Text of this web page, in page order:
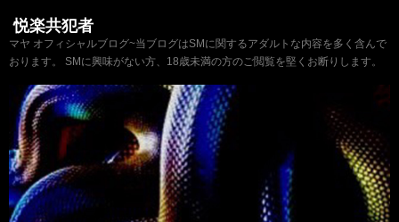
悦楽共犯者
マヤ オフィシャルブログ~当ブログはSMに関するアダルトな内容を多く含んで
おります。 SMに興味がない方、18歳未満の方のご閲覧を堅くお断りします。